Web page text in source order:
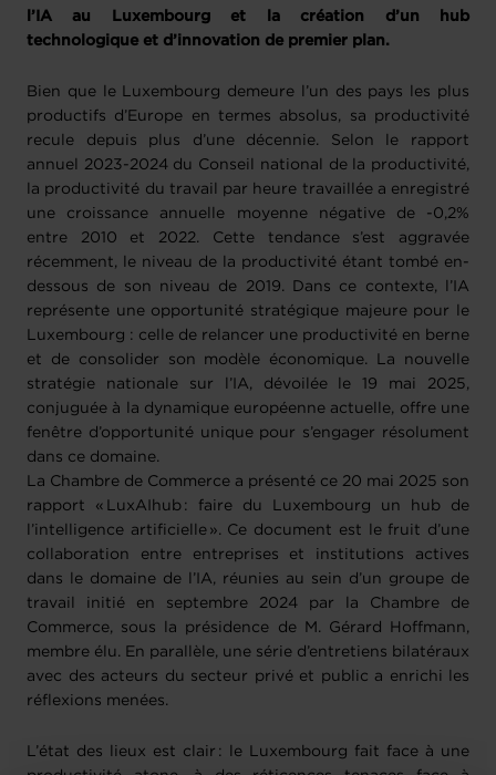
l’IA au Luxembourg et la création d’un hub
technologique et d’innovation de premier plan.
Bien que le Luxembourg demeure l’un des pays les plus
productifs d’Europe en termes absolus, sa productivité
recule depuis plus d’une décennie. Selon le rapport
annuel 2023-2024 du Conseil national de la productivité,
la productivité du travail par heure travaillée a enregistré
une croissance annuelle moyenne négative de -0,2%
entre 2010 et 2022. Cette tendance s’est aggravée
récemment, le niveau de la productivité étant tombé en-
dessous de son niveau de 2019. Dans ce contexte, l’IA
représente une opportunité stratégique majeure pour le
Luxembourg : celle de relancer une productivité en berne
et de consolider son modèle économique. La nouvelle
stratégie nationale sur l’IA, dévoilée le 19 mai 2025,
conjuguée à la dynamique européenne actuelle, offre une
fenêtre d’opportunité unique pour s’engager résolument
dans ce domaine.
La Chambre de Commerce a présenté ce 20 mai 2025 son
rapport « LuxAIhub : faire du Luxembourg un hub de
l’intelligence artificielle ». Ce document est le fruit d’une
collaboration entre entreprises et institutions actives
dans le domaine de l’IA, réunies au sein d’un groupe de
travail initié en septembre 2024 par la Chambre de
Commerce, sous la présidence de M. Gérard Hoffmann,
membre élu. En parallèle, une série d’entretiens bilatéraux
avec des acteurs du secteur privé et public a enrichi les
réflexions menées.
L’état des lieux est clair : le Luxembourg fait face à une